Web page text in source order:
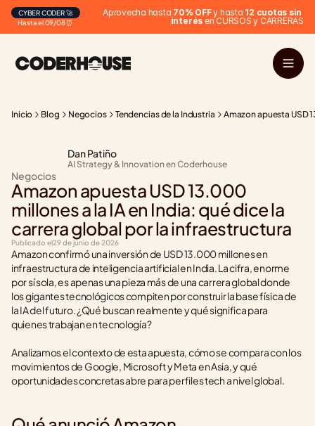
Hasta el 09/08 ⏰
CYBER CODER 🚀 Aprovecha hasta 70% OFF y hasta 12 cuotas sin
interés en CURSOS y CARRERAS
Inicio Blog Negocios Tendencias de la Industria Amazon apuesta USD
Dan Patiño
AI Strategy & Innovation en Coderhouse
Negocios
Amazon apuesta USD 13.000
millones a la IA en India: qué dice la
carrera global por la infraestructura
Publicado el29 de junio de 2026
Amazon confirmó una inversión de USD 13.000 millones en
infraestructura de inteligencia artificial en India. La cifra, enorme
por sí sola, es apenas una pieza más de una carrera global donde
los gigantes tecnológicos compiten por construir la base física de
la IA del futuro. ¿Qué buscan realmente y qué significa para
quienes trabajan en tecnología?
Analizamos el contexto de esta apuesta, cómo se compara con los
movimientos de Google, Microsoft y Meta en Asia, y qué
oportunidades concretas abre para perfiles tech a nivel global.